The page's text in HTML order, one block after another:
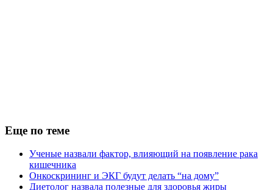
Еще по теме
Ученые назвали фактор, влияющий на появление рака
кишечника
Онкоскрининг и ЭКГ будут делать “на дому”
Диетолог назвала полезные для здоровья жиры